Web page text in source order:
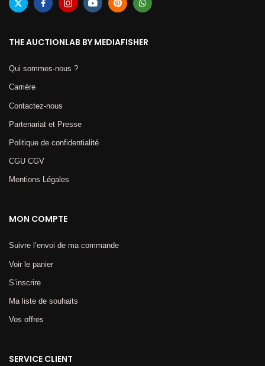
THE AUCTIONLAB BY MEDIAFISHER
Qui sommes-nous ?
Carrière
Contactez-nous
Partenariat et Presse
Politique de confidentialité
CGU CGV
Mentions Légales​
MON COMPTE
Suivre l’envoi de ma commande
Voir le panier
S’inscrire
Ma liste de souhaits
Vos offres
SERVICE CLIENT